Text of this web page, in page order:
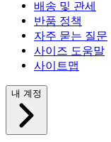
배송 및 관세
반품 정책
자주 묻는 질문
사이즈 도움말
사이트맵
내 계정